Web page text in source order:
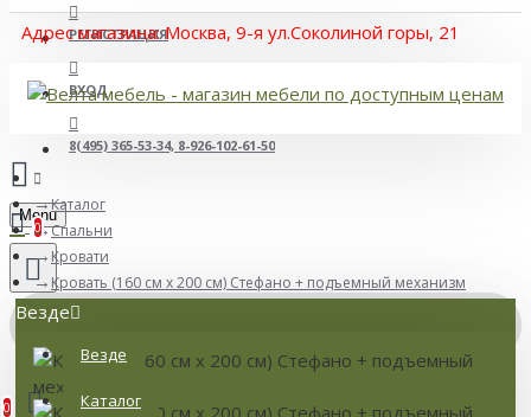
РЕГИСТРАЦИЯ
ВХОД
8(495) 365-53-34, 8-926-102-61-50
Адрес магазина: Москва, 9-я ул.Соколиной горы, 21
Menu
0
Везде
Везде
Каталог
Товаров: 0 (0 р.)
0
Каталог
Спальни
Кровати
Кровать (160 см x 200 см) Стефано + подъемный механизм